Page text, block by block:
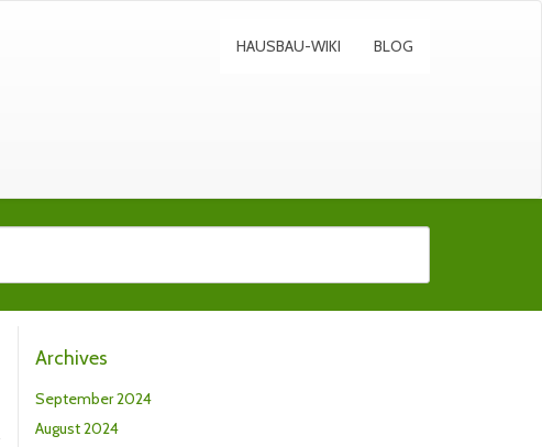
HAUSBAU-WIKI BLOG
Archives
September 2024
August 2024